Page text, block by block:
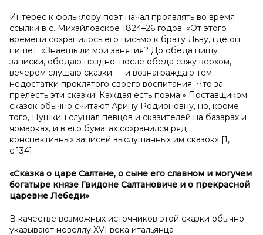
Интерес к фольклору поэт начал проявлять во время
ссылки в с. Михайловское 1824–26 годов. «От этого
времени сохранилось его письмо к брату Льву, где он
пишет: «Знаешь ли мои занятия? До обеда пишу
записки, обедаю поздно; после обеда езжу верхом,
вечером слушаю сказки — и вознаграждаю тем
недостатки проклятого своего воспитания. Что за
прелесть эти сказки! Каждая есть поэма!» Поставщиком
сказок обычно считают Арину Родионовну, но, кроме
того, Пушкин слушал певцов и сказителей на базарах и
ярмарках, и в его бумагах сохранился ряд
конспективных записей выслушанных им сказок» [1,
с.134].
«Сказка о царе Салтане, о сыне его славном и могучем
богатыре князе Гвидоне Салтановиче и о прекрасной
царевне Лебеди»
В качестве возможных источников этой сказки обычно
указывают новеллу XVI века итальянца